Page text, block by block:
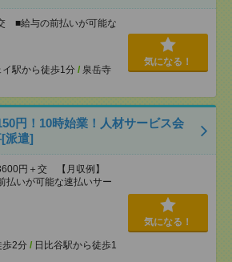
■給与の前払いが可能な
駅から徒歩1分 / 泉岳寺
気になる！
円！10時始業！人材サービス会
派遣]
円＋交 【月収例】
いが可能な速払いサー
歩2分 / 日比谷駅から徒歩1
気になる！